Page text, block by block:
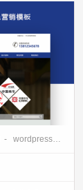
WordPress企业主题：深蓝色营销型企业主题NstTheme发布
- wordpress企业主题